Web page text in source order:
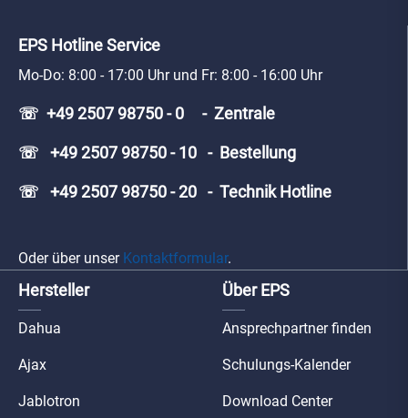
EPS Hotline Service
Mo-Do: 8:00 - 17:00 Uhr und Fr: 8:00 - 16:00 Uhr
☏ +49 2507 98750 - 0 - Zentrale
☏ +49 2507 98750 - 10 - Bestellung
☏ +49 2507 98750 - 20 - Technik Hotline
Oder über unser Kontaktformular.
Hersteller
Dahua
Ajax
Jablotron
Über EPS
Ansprechpartner finden
Schulungs-Kalender
Download Center